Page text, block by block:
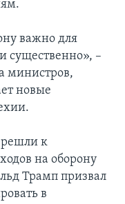
важно для
существенно», –
министров,
новые
к
на оборону
Трамп призвал
в